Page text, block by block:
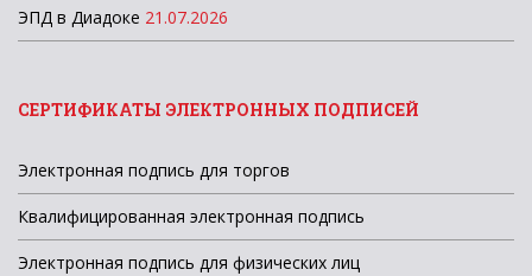
ЭПД в Диадоке 21.07.2026
СЕРТИФИКАТЫ ЭЛЕКТРОННЫХ ПОДПИСЕЙ
Электронная подпись для торгов
Квалифицированная электронная подпись
Электронная подпись для физических лиц